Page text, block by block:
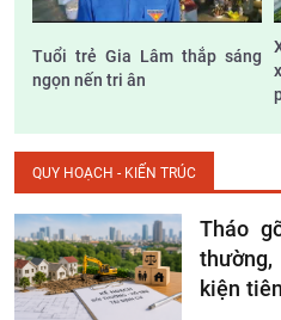
Tuổi trẻ Gia Lâm thắp sáng
ngọn nến tri ân
QUY HOẠCH - KIẾN TRÚC
Tháo
kiện